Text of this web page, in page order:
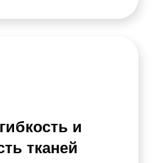
и
тканей